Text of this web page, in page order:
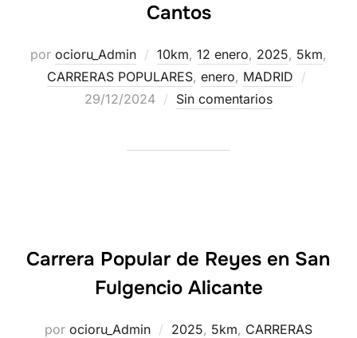
Cantos
por ocioru_Admin 10km, 12 enero, 2025, 5km,
CARRERAS POPULARES, enero, MADRID
29/12/2024
Sin comentarios
Carrera Popular de Reyes en San
Fulgencio Alicante
por ocioru_Admin 2025, 5km, CARRERAS